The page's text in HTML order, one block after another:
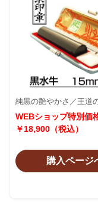
純黒の艶やかさ／王道
WEBショップ特別価
￥18,900 （税込）
購入ページ